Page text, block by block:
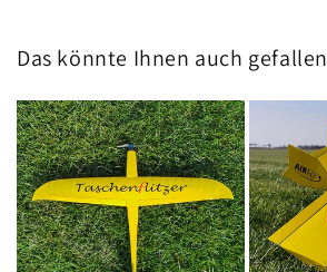
Das könnte Ihnen auch gefallen